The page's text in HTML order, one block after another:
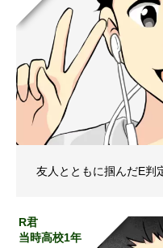
友人とともに掴んだE判
R君
当時高校1年